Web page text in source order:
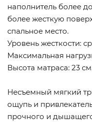
наполнитель более
более жесткую
спальное место.
Уровень жесткости:
Максимальная
Высота матраса: 23
Несъемный мягкий
ощупь и
прочного и